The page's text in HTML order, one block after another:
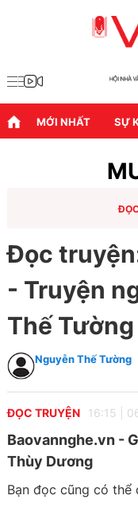
MỚI NHẤT SỰ
Đọc
- Truyện
Thế Tường
Nguyễn Thế Tường
ĐỌC TRUYỆN 16:15
Baovannghe.vn -
Thùy Dương
Bạn đọc cũng có